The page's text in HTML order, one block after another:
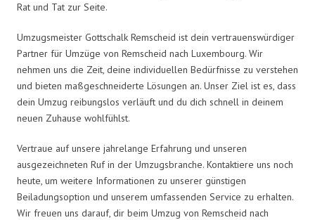
Rat und Tat zur Seite.
Umzugsmeister Gottschalk Remscheid ist dein vertrauenswürdiger
Partner für Umzüge von Remscheid nach Luxembourg. Wir
nehmen uns die Zeit, deine individuellen Bedürfnisse zu verstehen
und bieten maßgeschneiderte Lösungen an. Unser Ziel ist es, dass
dein Umzug reibungslos verläuft und du dich schnell in deinem
neuen Zuhause wohlfühlst.
Vertraue auf unsere jahrelange Erfahrung und unseren
ausgezeichneten Ruf in der Umzugsbranche. Kontaktiere uns noch
heute, um weitere Informationen zu unserer günstigen
Beiladungsoption und unserem umfassenden Service zu erhalten.
Wir freuen uns darauf, dir beim Umzug von Remscheid nach